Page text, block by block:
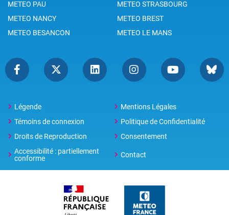
METEO PAU
METEO STRASBOURG
METEO NANCY
METEO BREST
METEO BESANCON
METEO LE MANS
Légende
Mentions Légales
Témoins de connexion
Politique de Confidentialité
Droits de Reproduction
Consentement
Accessibilité : partiellement
conforme
Contact